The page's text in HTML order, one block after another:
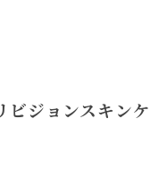
ジョンスキンケ